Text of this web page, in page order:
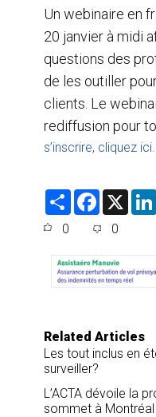
Un webinaire en
20 janvier à midi
questions des
de les outiller
clients. Le
rediffusion pour
s’inscrire, cliquez ici.
S
F
e
o
o
k
X
0 0
Related Articles
Les tout inclus en
surveiller?
L’ACTA dévoile la
sommet à Montréal